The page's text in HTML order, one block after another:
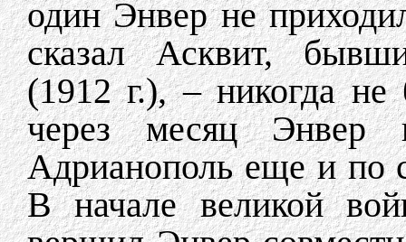
один Энвер не
сказал Асквит,
(1912 г.), – никогда
через месяц Энвер
Адрианополь еще и по
В начале великой